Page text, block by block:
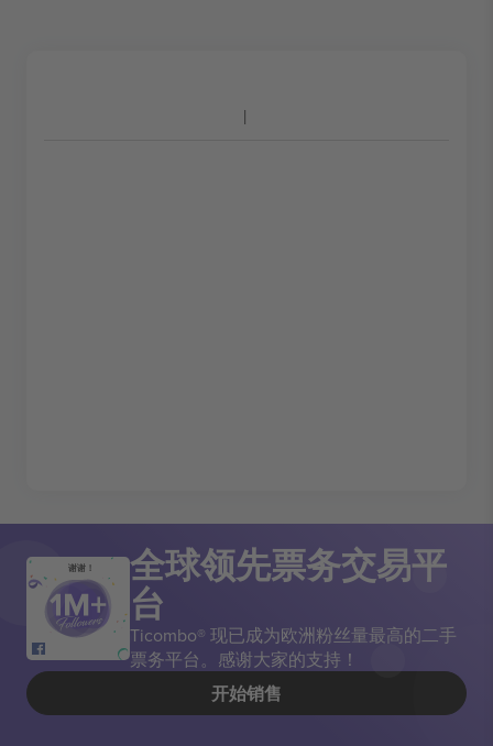
谢谢！ 全球领先票务交易平
台
Ticombo® 现已成为欧洲粉丝量最高的二手
票务平台。感谢大家的支持！
开始销售